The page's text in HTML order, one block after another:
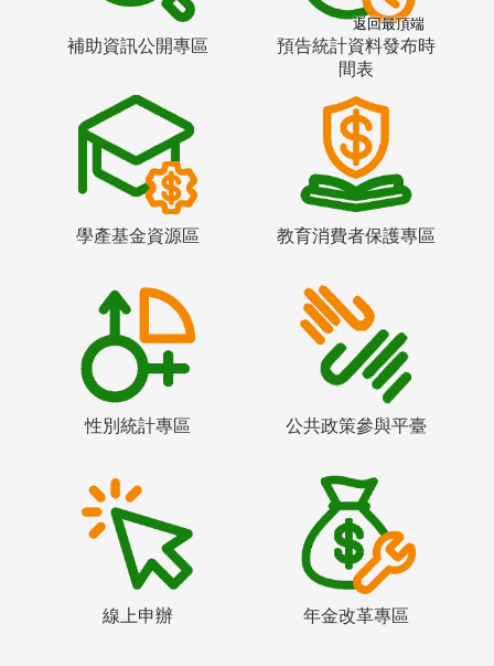
補助資訊公開專區
預告統計資料發布時
間表
學產基金資源區 教育消費者保護專區
性別統計專區 公共政策參與平臺
線上申辦 年金改革專區
返回最頂端